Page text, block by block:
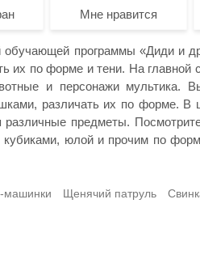
Мне нравится
программы «Диди и
их по форме и тени. На главной
и персонажи мультика.
различать их по форме. В
предметы.
кубиками, юлой и прочим по
машинки Щенячий патруль